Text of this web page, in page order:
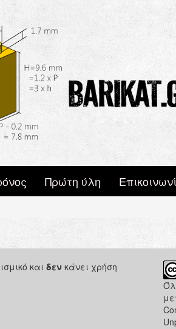
Πρώτη ύλη
και δεν κάνει χρήση